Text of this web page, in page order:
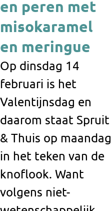
en peren met
misokaramel
en meringue
Op dinsdag 14
februari is het
Valentijnsdag en
daarom staat Spruit
& Thuis op maandag
in het teken van de
knoflook. Want
volgens niet-